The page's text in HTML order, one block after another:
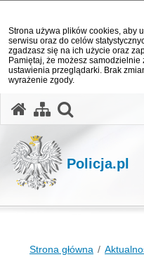
Strona używa plików cookies, aby
serwisu oraz do celów
zgadzasz się na ich użycie oraz
Pamiętaj, że możesz
ustawienia przeglądarki. Brak
wyrażenie zgody.
Policja.pl
Strona główna